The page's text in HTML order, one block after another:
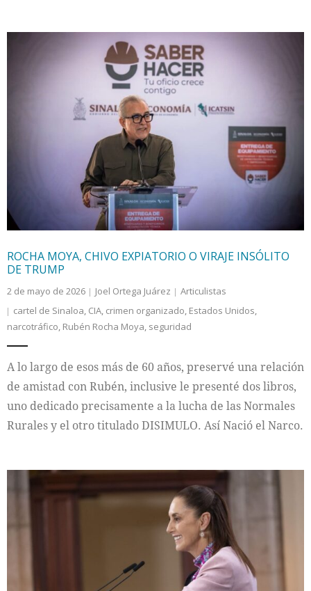
ROCHA MOYA, CHIVO EXPIATORIO O VIRAJE INSÓLITO
DE TRUMP
2 de mayo de 2026 Joel Ortega Juárez
Articulistas
cartel de Sinaloa, CIA, crimen organizado, Estados Unidos,
narcotráfico, Rubén Rocha Moya, seguridad
A lo largo de esos más de 60 años, preservé una relación
de amistad con Rubén, inclusive le presenté dos libros,
uno dedicado precisamente a la lucha de las Normales
Rurales y el otro titulado DISIMULO. Así Nació el Narco.